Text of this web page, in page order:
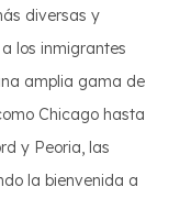
diversas y
los inmigrantes
amplia gama de
Chicago hasta
y Peoria, las
la bienvenida a